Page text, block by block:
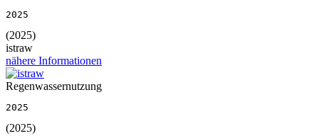
2025
(2025)
istraw
nähere Informationen
Regenwassernutzung
2025
(2025)